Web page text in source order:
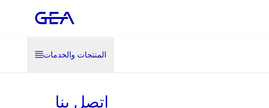
المنتجات والخدمات
اتصل بنا